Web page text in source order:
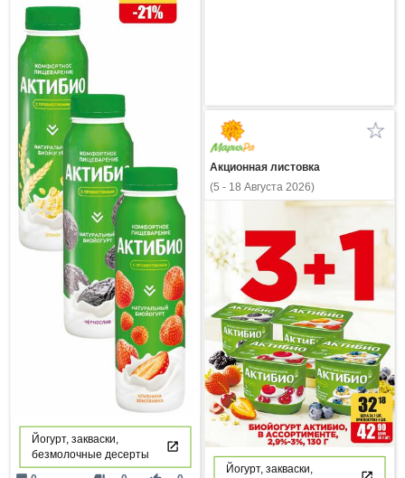
Йогурт, закваски,
безмолочные десерты
Акционная листовка
(5 - 18 Августа 2026)
Йогурт, закваски,